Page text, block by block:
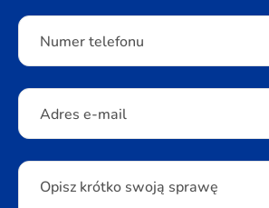
Numer telefonu
Adres e-mail
Opisz krótko swoją sprawę